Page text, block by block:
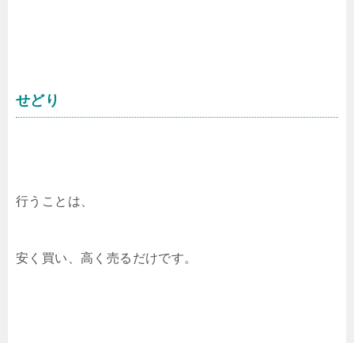
せどり
行うことは、
安く買い、高く売るだけです。